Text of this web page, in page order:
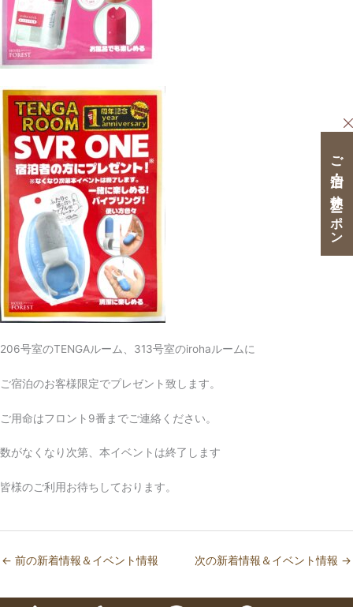
206号室のTENGAルーム、313号室のirohaルームに
ご宿泊のお客様限定でプレゼント致します。
ご用命はフロント9番までご連絡ください。
数がなくなり次第、本イベントは終了します
皆様のご利用お待ちしております。
← 前の新着情報＆イベント情報 次の新着情報＆イベント情報 →
ご宿泊・ご休憩クーポン